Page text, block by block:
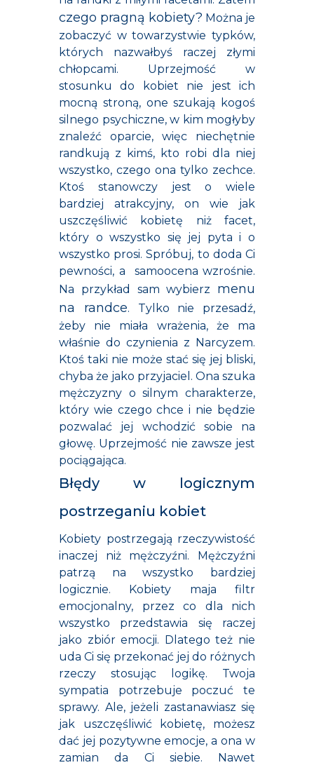
czego pragną kobiety? Można je
zobaczyć w towarzystwie typków,
których nazwałbyś raczej złymi
chłopcami. Uprzejmość w
stosunku do kobiet nie jest ich
mocną stroną, one szukają kogoś
silnego psychiczne, w kim mogłyby
znaleźć oparcie, więc niechętnie
randkują z kimś, kto robi dla niej
wszystko, czego ona tylko zechce.
Ktoś stanowczy jest o wiele
bardziej atrakcyjny, on wie jak
uszczęśliwić kobietę niż facet,
który o wszystko się jej pyta i o
wszystko prosi. Spróbuj, to doda Ci
pewności, a samoocena wzrośnie.
Na przykład sam wybierz menu
na randce. Tylko nie przesadź,
żeby nie miała wrażenia, że ma
właśnie do czynienia z Narcyzem.
Ktoś taki nie może stać się jej bliski,
chyba że jako przyjaciel. Ona szuka
mężczyzny o silnym charakterze,
który wie czego chce i nie będzie
pozwalać jej wchodzić sobie na
głowę. Uprzejmość nie zawsze jest
pociągająca.
Błędy w logicznym
postrzeganiu kobiet
Kobiety postrzegają rzeczywistość
inaczej niż mężczyźni. Mężczyźni
patrzą na wszystko bardziej
logicznie. Kobiety maja filtr
emocjonalny, przez co dla nich
wszystko przedstawia się raczej
jako zbiór emocji. Dlatego też nie
uda Ci się przekonać jej do różnych
rzeczy stosując logikę. Twoja
sympatia potrzebuje poczuć te
sprawy. Ale, jeżeli zastanawiasz się
jak uszczęśliwić kobietę, możesz
dać jej pozytywne emocje, a ona w
zamian da Ci siebie. Nawet